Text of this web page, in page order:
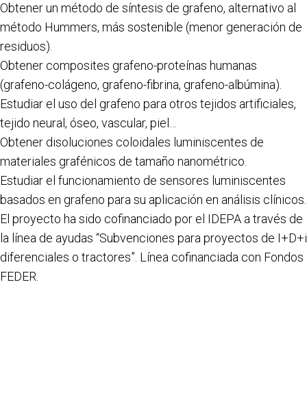
Obtener un método de síntesis de grafeno, alternativo al
método Hummers, más sostenible (menor generación de
residuos).
Obtener composites grafeno-proteínas humanas
(grafeno-colágeno, grafeno-fibrina, grafeno-albúmina).
Estudiar el uso del grafeno para otros tejidos artificiales,
tejido neural, óseo, vascular, piel…
Obtener disoluciones coloidales luminiscentes de
materiales grafénicos de tamaño nanométrico.
Estudiar el funcionamiento de sensores luminiscentes
basados en grafeno para su aplicación en análisis clínicos.
El proyecto ha sido cofinanciado por el IDEPA a través de
la línea de ayudas “Subvenciones para proyectos de I+D+i
diferenciales o tractores”. Línea cofinanciada con Fondos
FEDER.